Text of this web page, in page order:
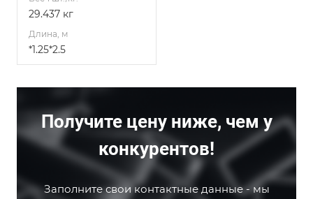
29.437 кг
Длина, м
*1.25*2.5
Получите цену ниже, чем у
конкурентов!
Заполните свои контактные данные - мы